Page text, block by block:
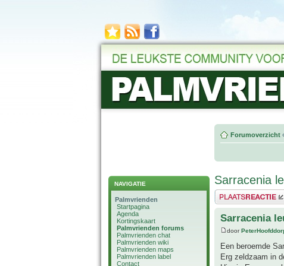
NAVIGATIE
Palmvrienden
Startpagina
Agenda
Kortingskaart
Palmvrienden forums
Palmvrienden chat
Palmvrienden wiki
Palmvrienden maps
Palmvrienden label
Contact
Forumoverzicht ‹
Sarracenia
Plaats een reactie
Sarracenia
door
Een beroemde
Erg zeldzaam in